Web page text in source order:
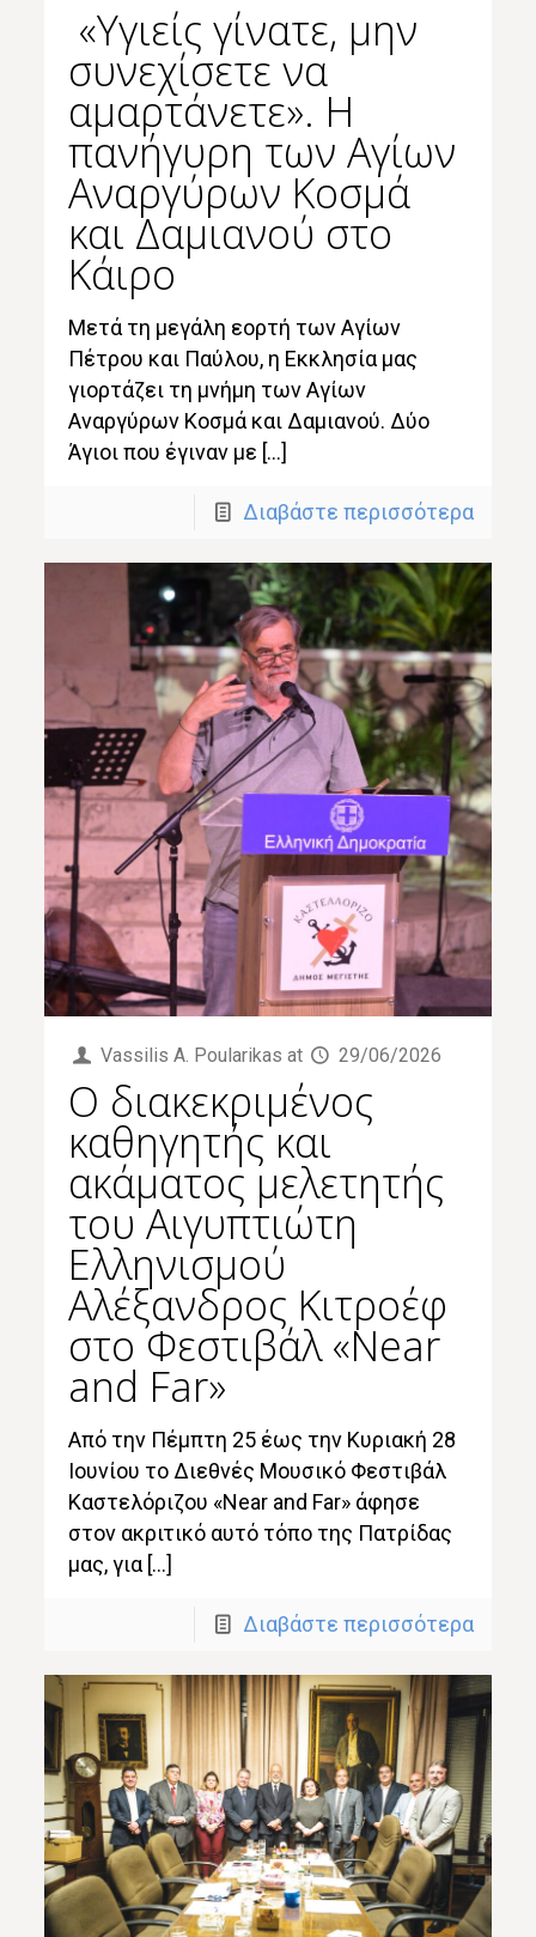
«Υγιείς γίνατε, μην
συνεχίσετε να
αμαρτάνετε». Η
πανήγυρη των Αγίων
Αναργύρων Κοσμά
και Δαμιανού στο
Κάιρο
Μετά τη μεγάλη εορτή των Αγίων
Πέτρου και Παύλου, η Εκκλησία μας
γιορτάζει τη μνήμη των Αγίων
Αναργύρων Κοσμά και Δαμιανού. Δύο
Άγιοι που έγιναν με […]
Διαβάστε περισσότερα
Vassilis Α. Poularikas at 29/06/2026
Ο διακεκριμένος
καθηγητής και
ακάματος μελετητής
του Αιγυπτιώτη
Ελληνισμού
Αλέξανδρος Κιτροέφ
στο Φεστιβάλ «Near
and Far»
Από την Πέμπτη 25 έως την Κυριακή 28
Ιουνίου το Διεθνές Μουσικό Φεστιβάλ
Καστελόριζου «Near and Far» άφησε
στον ακριτικό αυτό τόπο της Πατρίδας
μας, για […]
Διαβάστε περισσότερα